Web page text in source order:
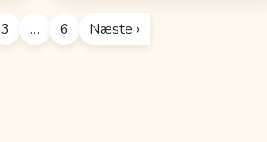
3 … 6 Næste ›